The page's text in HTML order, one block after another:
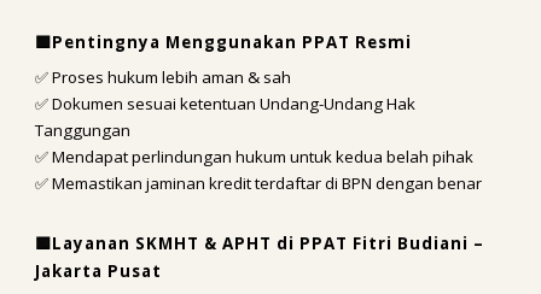
🟩Pentingnya Menggunakan PPAT Resmi
✅ Proses hukum lebih aman & sah
✅ Dokumen sesuai ketentuan Undang-Undang Hak
Tanggungan
✅ Mendapat perlindungan hukum untuk kedua belah pihak
✅ Memastikan jaminan kredit terdaftar di BPN dengan benar
🟩Layanan SKMHT & APHT di PPAT Fitri Budiani –
Jakarta Pusat